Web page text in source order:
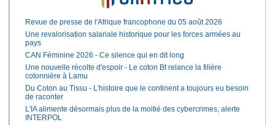
Revue de presse de l'Afrique francophone du 05 août 2026
Une revalorisation salariale historique pour les forces armées au
pays
CAN Féminine 2026 - Ce silence qui en dit long
Une nouvelle récolte d'espoir - Le coton Bt relance la filière
cotonnière à Lamu
Du Coton au Tissu - L'histoire que le continent a toujours eu besoin
de raconter
L'IA alimente désormais plus de la moitié des cybercrimes, alerte
INTERPOL